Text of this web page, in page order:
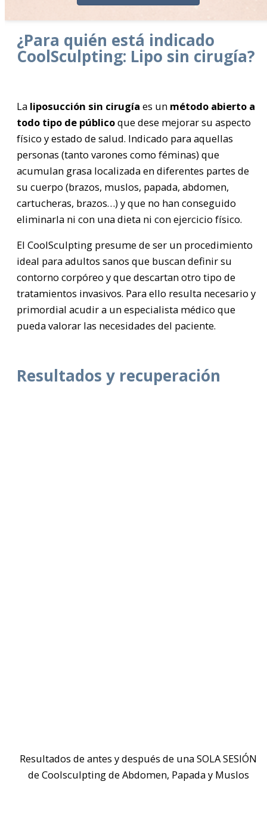
¿Para quién está indicado
CoolSculpting: Lipo sin cirugía?
La liposucción sin cirugía es un método abierto a
todo tipo de públicoque dese mejorar su aspecto
físico y estado de salud. Indicado para aquellas
personas (tanto varones como féminas) que
acumulan grasa localizada en diferentes partes de
su cuerpo (brazos, muslos, papada, abdomen,
cartucheras, brazos…) y que no han conseguido
eliminarla ni con una dieta ni con ejercicio físico.
El CoolSculpting presume de ser un procedimiento
ideal para adultos sanos que buscan definir su
contorno corpóreo y que descartan otro tipo de
tratamientos invasivos. Para ello resulta necesario y
primordial acudir a un especialista médico que
pueda valorar las necesidades del paciente.
Resultados y recuperación
Resultados de antes y después de una SOLA SESIÓN
de Coolsculpting de Abdomen, Papada y Muslos